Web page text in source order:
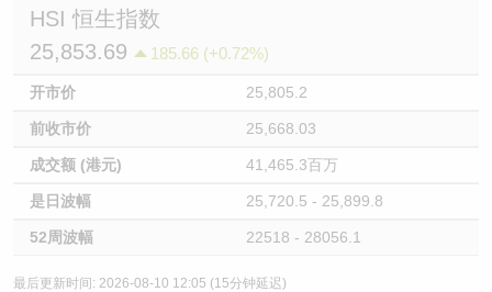
HSI 恒生指数
25,853.69
185.66 (+0.72%)
开市价 25,805.2
前收市价 25,668.03
成交额 (港元) 41,465.3百万
是日波幅 25,720.5 - 25,899.8
52周波幅 22518 - 28056.1
最后更新时间: 2026-08-10 12:05 (15分钟延迟)